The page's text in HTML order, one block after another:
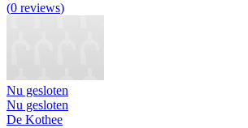
(0 reviews)
Nu gesloten
Nu gesloten
De Kothee